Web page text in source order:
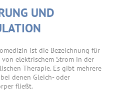
UND
ist die Bezeichnung für
elektrischem Strom in der
Therapie. Es gibt mehrere
denen Gleich- oder
fließt.